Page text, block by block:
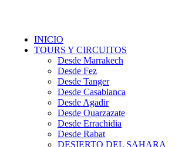
INICIO
TOURS Y CIRCUITOS
Desde Marrakech
Desde Fez
Desde Tanger
Desde Casablanca
Desde Agadir
Desde Ouarzazate
Desde Errachidia
Desde Rabat
DESIERTO DEL SAHARA